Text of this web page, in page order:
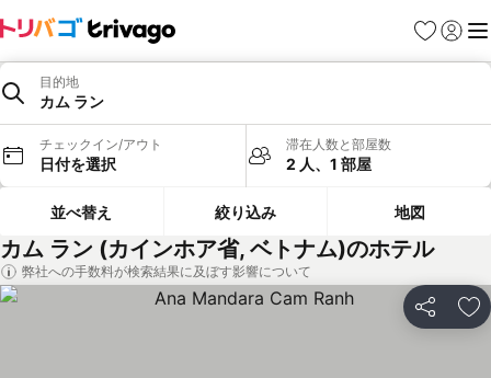
お気に入り
ログイ
メ
目的地
カム ラン
チェックイン/アウト
日付を選択
滞在人数と部屋数
2 人、1 部屋
並べ替え 絞り込み 地図
カム ラン (カインホア省, ベトナム)のホテル
弊社への手数料が検索結果に及ぼす影響について
シェア お